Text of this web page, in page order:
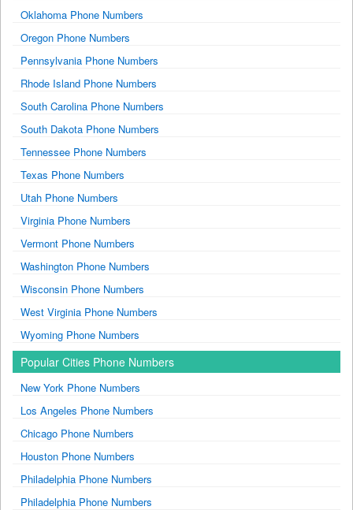
Oklahoma Phone Numbers
Oregon Phone Numbers
Pennsylvania Phone Numbers
Rhode Island Phone Numbers
South Carolina Phone Numbers
South Dakota Phone Numbers
Tennessee Phone Numbers
Texas Phone Numbers
Utah Phone Numbers
Virginia Phone Numbers
Vermont Phone Numbers
Washington Phone Numbers
Wisconsin Phone Numbers
West Virginia Phone Numbers
Wyoming Phone Numbers
Popular Cities Phone Numbers
New York Phone Numbers
Los Angeles Phone Numbers
Chicago Phone Numbers
Houston Phone Numbers
Philadelphia Phone Numbers
Philadelphia Phone Numbers